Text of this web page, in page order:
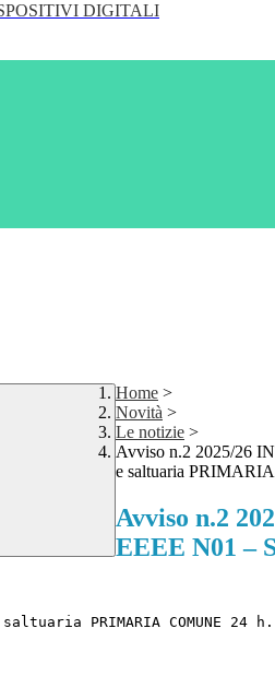
DIGITALI
Home >
Novità >
Le notizie >
Avviso n.2 2025/26
e saltuaria
Avviso n.2
EEEE N01 –
PRIMARIA COMUNE